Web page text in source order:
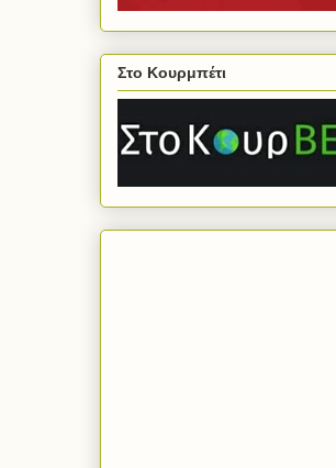
Στο Κουρμπέτι